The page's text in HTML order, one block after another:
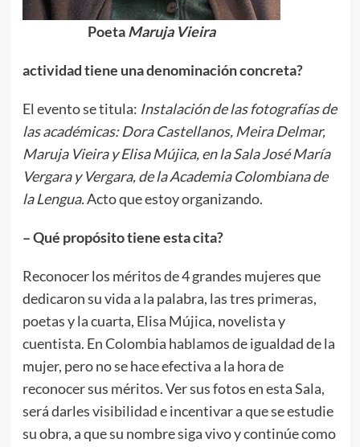
PoetaMaruja Vieira
actividad tiene una denominación concreta?
El evento se titula: Instalación de las fotografías de
las académicas: Dora Castellanos, Meira Delmar,
Maruja Vieira y Elisa Mújica, en la Sala José María
Vergara y Vergara, de la Academia Colombiana de
la Lengua.Acto que estoy organizando.
– Qué propósito tiene esta cita?
Reconocer los méritos de 4 grandes mujeres que
dedicaron su vida a la palabra, las tres primeras,
poetas y la cuarta, Elisa Mújica, novelista y
cuentista. En Colombia hablamos de igualdad de la
mujer, pero no se hace efectiva a la hora de
reconocer sus méritos. Ver sus fotos en esta Sala,
será darles visibilidad e incentivar a que se estudie
su obra, a que su nombre siga vivo y continúe como